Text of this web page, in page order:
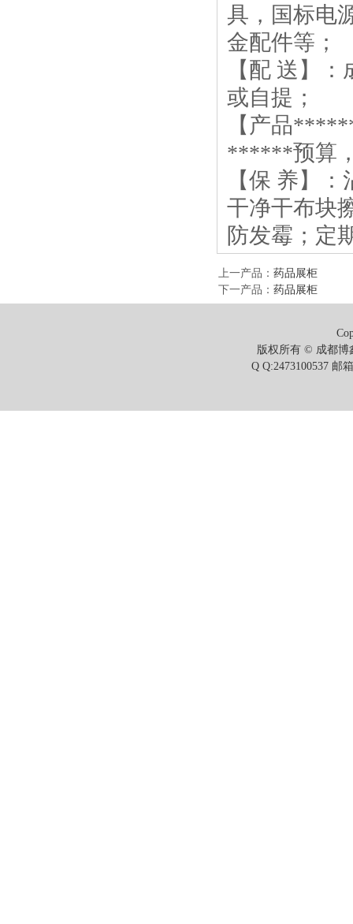
具，国标电
金配件等；
【配 送】
或自提；
【产品
******预算
【保 养】
干净干布块
防发霉；定
上一产品 ： 药品展柜
下一产品 ： 药品展柜
版权所有 © 成都博
Q Q:2473100537 邮